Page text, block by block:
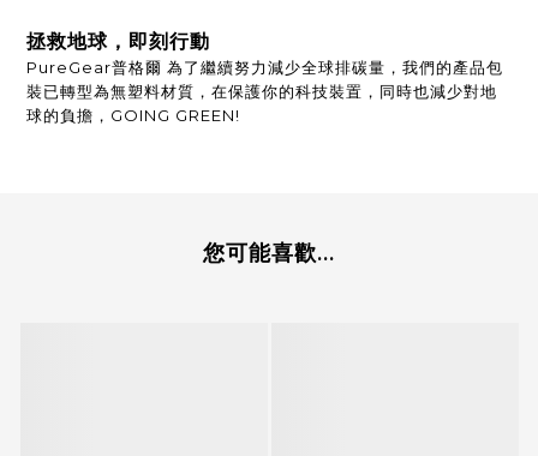
拯救地球，即刻行動
PureGear普格爾 為了繼續努力減少全球排碳量，我們的產品包
裝已轉型為無塑料材質，在保護你的科技裝置，同時也減少對地
球的負擔，GOING GREEN!
您可能喜歡...